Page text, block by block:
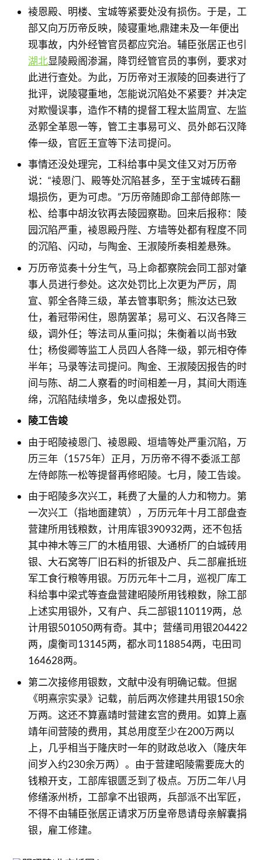
裬恩殿、明楼、宝城等紧要处没有损伤。于是，工
部又向万历帝反映，陵寝重地,鼎建未及一年便出
现事故，内外经管官员都应究治。辅臣张居正也引
湖北显陵殿阁渗漏，降罚经管官员的事例，要求对
此进行查处。为此，万历帝对王淑陵的回奏进行了
批评，说陵寝重地，怎能说沉陷处不紧要？并决定
对欺慢误事，造作不精的提督工程太监周宣、左监
丞郭全革恩一等，管工主事易可义、员外郎石汉降
俸一级，官匠王宣等下法司提问。
事情还没处理完，工科给事中吴文佳又对万历帝
说：“裬恩门、殿等处沉陷甚多，至于宝城砖石翻
塌损伤，更为可虑。”万历帝随即命工部侍郎陈一
松、给事中胡汝钦再去陵园察勘。回来后报称：陵
园沉陷严重，裬恩殿丹陛、方墙等处都有程度不同
的沉陷、闪动，与陶金、王淑陵所奏相差悬殊。
万历帝览奏十分生气，马上命都察院会同工部对肇
事人员进行参处。这次处罚比上次更为严厉，周
宣、郭全各降三级，革去管事职务；熊汝达已致
仕，着冠带闲住，恩荫罢革；易可义、石汉各降三
级，调外任；等法司从重问拟；朱衡着以尚书致
仕；杨俊卿等监工人员四人各降一级，郭元相夺俸
半年；马录等法司提问。陶金、王淑陵因报告的时
间与陈、胡二人察看的时间相差一月，其间大雨连
绵，沉陷陆续增多，免以虚报处罚。
陵工告竣
由于昭陵裬恩门、裬恩殿、垣墙等处严重沉陷，万
历三年（1575年）正月，万历帝不得不委派工部
左侍郎陈一松等提督再修昭陵。七月，陵工告竣。
由于昭陵多次兴工，耗费了大量的人力和物力。第
一次兴工（指地面建筑），万历元年十月工部盘查
营建所用钱粮数，计用库银390932两，还不包括
其中神木等三厂的木植用银、大通桥厂的白城砖用
银、大石窝等厂旧石料的折银及户、兵二部雇抵班
军工食行粮等用银。万历元年十二月，巡视厂库工
科给事中梁式等查盘营建昭陵所用钱粮数，除工部
上述实用银外，又有户、兵二部银110119两，总
计用银501050两有奇。其中；营缮司用银204422
两，虞衡司13145两，都水司118854两，屯田司
164628两。
第二次接修用银数，文献中没有明确记载。但据
《明熹宗实录》记载，前后两次修建共用银150余
万两。这还不算嘉靖时营建玄宫的费用。如算上嘉
靖年间营陵的费用，其总用度至少在200万两以
上，几乎相当于隆庆时一年的财政总收入（隆庆年
间岁入约230余万两）。由于营建昭陵需要庞大的
钱粮开支，工部库银匮乏到了极点。万历二年八月
修缮涿州桥，工部拿不出银两，兵部派不出军匠，
不得不由辅臣张居正请求万历皇帝恳请母亲解囊捐
银，雇工修建。